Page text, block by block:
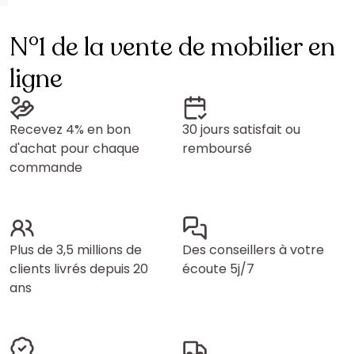
N°1 de la vente de mobilier en
ligne
Recevez 4% en bon
d'achat pour chaque
commande
30 jours satisfait ou
remboursé
Plus de 3,5 millions de
clients livrés depuis 20
ans
Des conseillers à votre
écoute 5j/7